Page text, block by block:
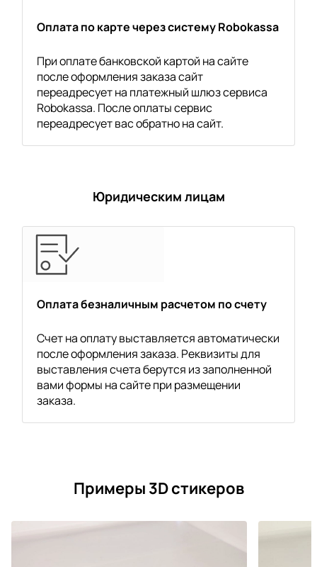
Оплата по карте через систему Robokassa
При оплате банковской картой на сайте
после оформления заказа сайт
переадресует на платежный шлюз сервиса
Robokassa. После оплаты сервис
переадресует вас обратно на сайт.
Юридическим лицам
Оплата безналичным расчетом по счету
Счет на оплату выставляется автоматически
после оформления заказа. Реквизиты для
выставления счета берутся из заполненной
вами формы на сайте при размещении
заказа.
Примеры 3D стикеров